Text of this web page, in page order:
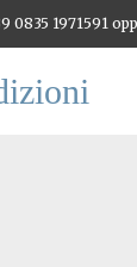
0835 1971591